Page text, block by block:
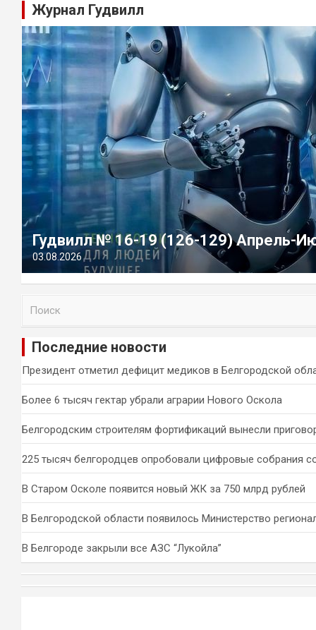
Журнал Гудвилл
Гудвилл № 16-19 (126-129) Апрель-
03.08.2026
и
Последние новости
Президент отметил дефицит медиков в Белгородской
Более 6 тысяч гектар убрали аграрии Нового Оскола
Белгородским строителям фортификаций вынесли
225 тысяч белгородцев опробовали цифровые собрания
В Старом Осколе появится новый ЖК за 750 млрд рублей
В Белгородской области появилось Министерство
В Белгороде закрыли все АЗС “Лукойла”